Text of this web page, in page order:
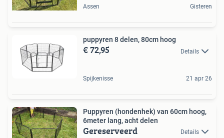
Assen Gisteren
puppyren 8 delen, 80cm hoog
€ 72,95 Details
Spijkenisse 21 apr 26
Puppyren (hondenhek) van 60cm hoog,
6meter lang, acht delen
Gereserveerd Details